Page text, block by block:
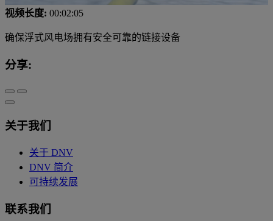
视频长度: 00:02:05
确保浮式风电场拥有安全可靠的链接设备
分享:
关于我们
关于 DNV
DNV 简介
可持续发展
联系我们